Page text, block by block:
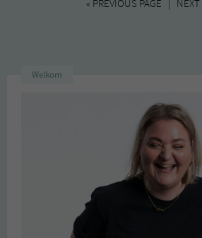
« PREVIOUS PAGE | NEXT
Welkom